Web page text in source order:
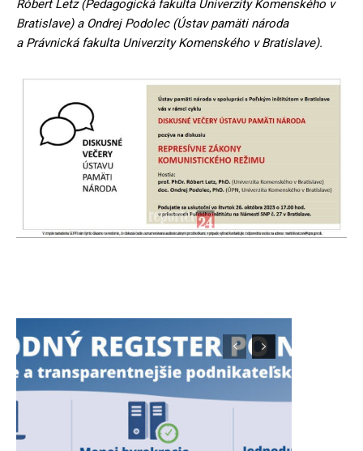
Róbert Letz (Pedagogická fakulta Univerzity Komenského v
Bratislave) a Ondrej Podolec (Ústav pamäti národa
a Právnická fakulta Univerzity Komenského v Bratislave).